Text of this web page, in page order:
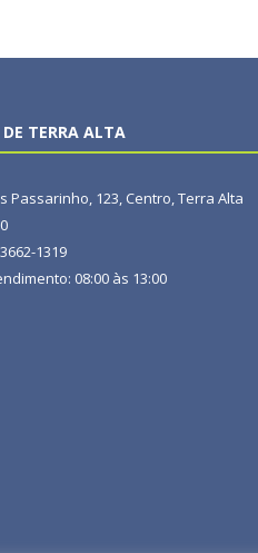
DE TERRA ALTA
Passarinho, 123, Centro, Terra Alta
1319
08:00 às 13:00